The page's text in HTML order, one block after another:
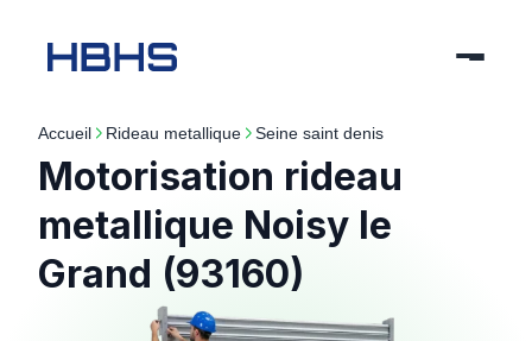
Accueil rideau metallique seine saint denis
Motorisation rideau
metallique Noisy le
Grand (93160)